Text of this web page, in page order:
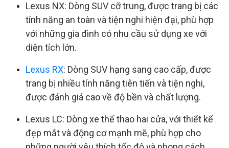
Lexus NX: Dòng SUV cỡ trung, được trang bị các
tính năng an toàn và tiện nghi hiện đại, phù hợp
với những gia đình có nhu cầu sử dụng xe với
diện tích lớn.
Lexus RX: Dòng SUV hạng sang cao cấp, được
trang bị nhiều tính năng tiên tiến và tiện nghi,
được đánh giá cao về độ bền và chất lượng.
Lexus LC: Dòng xe thể thao hai cửa, với thiết kế
đẹp mắt và động cơ mạnh mẽ, phù hợp cho